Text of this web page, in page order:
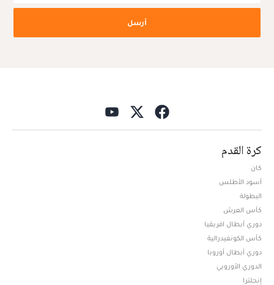
أرسل
كرة القدم
كان
أسود الأطلس
البطولة
كأس العرش
دوري أبطال افريقيا
كأس الكونفيدرالية
دوري أبطال أوروبا
الدوري الأوروبي
إنجلترا